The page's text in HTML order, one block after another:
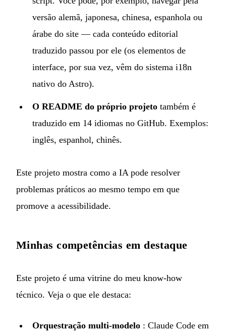
versão alemã, japonesa, chinesa, espanhola ou
árabe do site — cada conteúdo editorial
traduzido passou por ele (os elementos de
interface, por sua vez, vêm do sistema i18n
nativo do Astro).
O README do próprio projeto também é
traduzido em 14 idiomas no GitHub. Exemplos:
inglês, espanhol, chinês.
Este projeto mostra como a IA pode resolver
problemas práticos ao mesmo tempo em que
promove a acessibilidade.
Minhas competências em destaque
Este projeto é uma vitrine do meu know-how
técnico. Veja o que ele destaca:
Orquestração multi-modelo : Claude Code em